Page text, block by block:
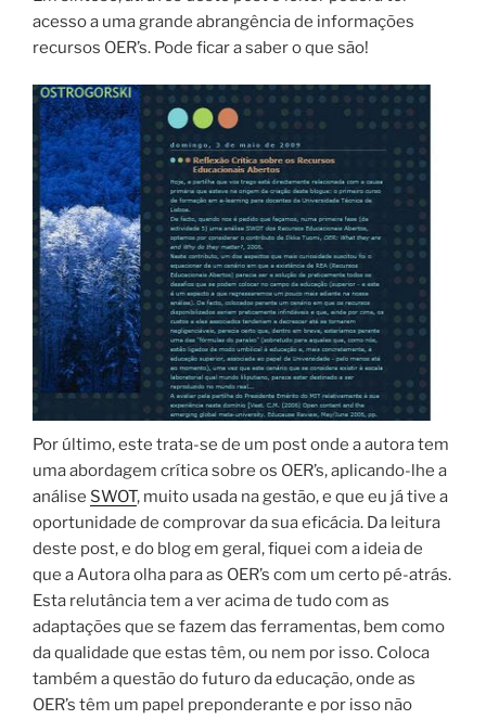
acesso a uma grande abrangência de informações
recursos OER’s. Pode ficar a saber o que são!
Por último, este trata-se de um post onde a autora tem
uma abordagem crítica sobre os OER’s, aplicando-lhe a
análise SWOT, muito usada na gestão, e que eu já tive a
oportunidade de comprovar da sua eficácia. Da leitura
deste post, e do blog em geral, fiquei com a ideia de
que a Autora olha para as OER’s com um certo pé-atrás.
Esta relutância tem a ver acima de tudo com as
adaptações que se fazem das ferramentas, bem como
da qualidade que estas têm, ou nem por isso. Coloca
também a questão do futuro da educação, onde as
OER’s têm um papel preponderante e por isso não